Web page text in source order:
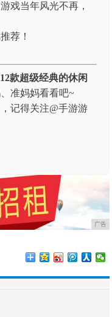
戏当年风光不再，
12款超级经典的休闲
准妈妈看看吧~
记得关注@手游游
广告